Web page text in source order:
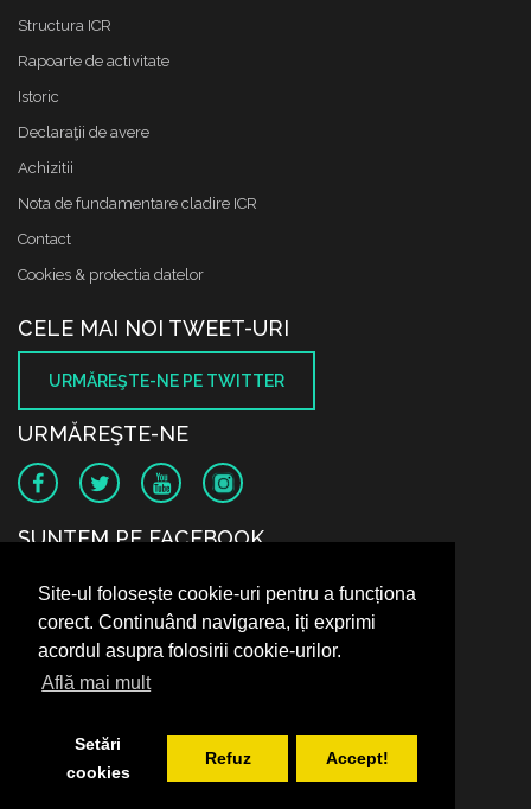
Site-ul folosește cookie-uri pentru a funcționa
corect. Continuând navigarea, iți exprimi
acordul asupra folosirii cookie-urilor.
Află mai mult
Setări
cookies
Refuz Accept!
Structura ICR
Rapoarte de activitate
Istoric
Declaraţii de avere
Achizitii
Nota de fundamentare cladire ICR
Contact
Cookies & protectia datelor
CELE MAI NOI TWEET-URI
URMĂREŞTE-NE PE TWITTER
URMĂREŞTE-NE
SUNTEM PE FACEBOOK